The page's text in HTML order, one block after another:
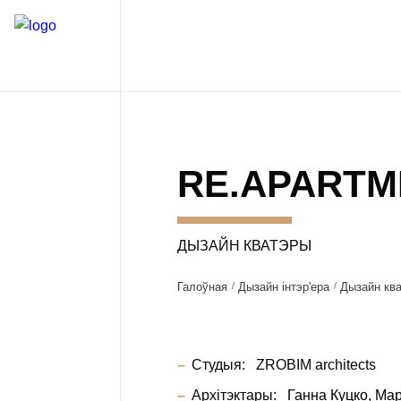
ДЫЗАЙН КВАТЭРЫ
Галоўная Дызайн інтэр'ера Дызайн
Студыя: ZROBIM architects
Архітэктары: Ганна Куцко